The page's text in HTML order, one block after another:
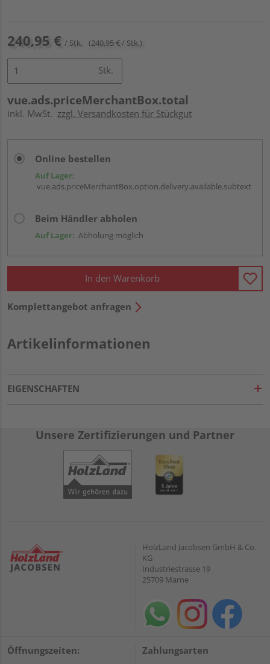
240,95 € / Stk. (240,95 € / Stk.)
Stk.
vue.ads.priceMerchantBox.total
inkl. MwSt. zzgl. Versandkosten für Stückgut
Online bestellen
Auf Lager:
vue.ads.priceMerchantBox.option.delivery.available.subtext
Beim Händler abholen
Auf Lager: Abholung möglich
In den Warenkorb
Komplettangebot anfragen
Artikelinformationen
EIGENSCHAFTEN
Unsere Zertifizierungen und Partner
HolzLand Jacobsen GmbH & Co.
KG
Industriestrasse 19
25709 Marne
Öffnungszeiten: Zahlungsarten